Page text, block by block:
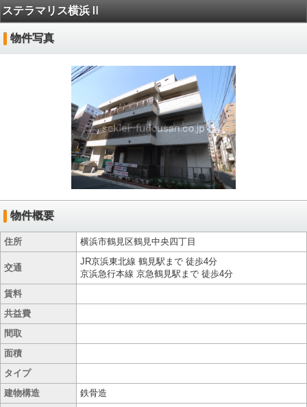
ステラマリス横浜Ⅱ
物件写真
物件概要
住所 横浜市鶴見区鶴見中央四丁目
交通
JR京浜東北線 鶴見駅まで 徒歩4分
京浜急行本線 京急鶴見駅まで 徒歩4分
賃料
共益費
間取
面積
タイプ
建物構造
鉄骨造